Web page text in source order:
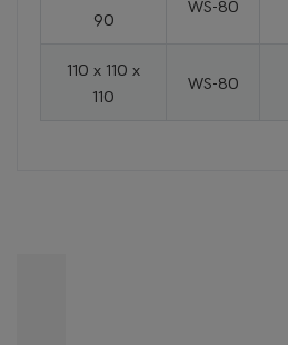
WS-80
90
WS-80
110 x 110 x
110